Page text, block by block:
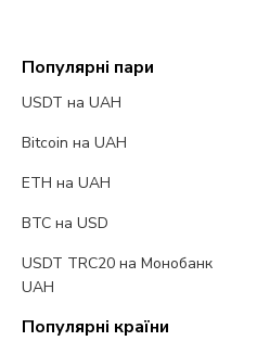
Популярні пари
USDT на UAH
Bitcoin на UAH
ETH на UAH
BTC на USD
USDT TRC20 на Монобанк
UAH
Популярні країни